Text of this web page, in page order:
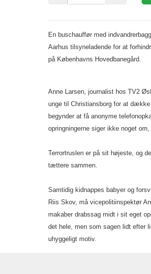
En buschauffør med
Aarhus tilsyneladende for at
på Københavns Hovedbanegård.
Anne Larsen, journalist hos TV2
unge til Christiansborg for at
begynder at få anonyme
opringningerne siger ikke noget
Terrortruslen er på sit højeste, og
tættere sammen.
Samtidig kidnappes babyer og
Riis Skov, må vicepolitiinspektør
makaber drabssag midt i sit eget
det hele, men som sagen lidt efter
uhyggeligt motiv.